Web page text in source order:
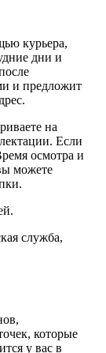
курьера,
дни и
и предложит
на
Если
осмотра и
можете
служба,
которые
у вас в